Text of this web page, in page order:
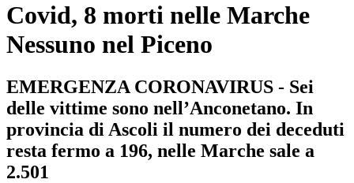
Covid, 8 morti nelle Marche
Nessuno nel Piceno
EMERGENZA CORONAVIRUS - Sei
delle vittime sono nell’Anconetano. In
provincia di Ascoli il numero dei deceduti
resta fermo a 196, nelle Marche sale a
2.501